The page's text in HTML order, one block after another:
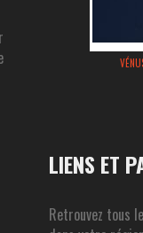
LIENS ET
Retrouvez tous